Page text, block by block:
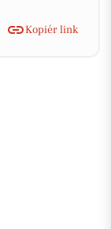
Kopiér link